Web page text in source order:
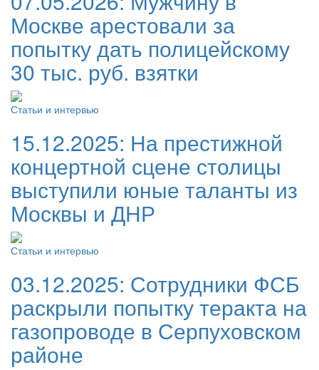
Москве арестовали за
попытку дать полицейскому
30 тыс. руб. взятки
Статьи и интервью
15.12.2025: На престижной
концертной сцене столицы
выступили юные таланты из
Москвы и ДНР
Статьи и интервью
03.12.2025: Сотрудники ФСБ
раскрыли попытку теракта на
газопроводе в Серпуховском
районе